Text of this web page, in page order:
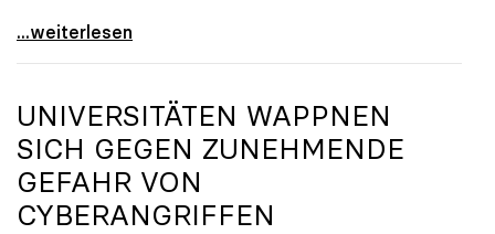
uniko-Präsidentin Brigitte Hütter zu Gedenkjahr:
...weiterlesen
UNIVERSITÄTEN WAPPNEN
SICH GEGEN ZUNEHMENDE
GEFAHR VON
CYBERANGRIFFEN